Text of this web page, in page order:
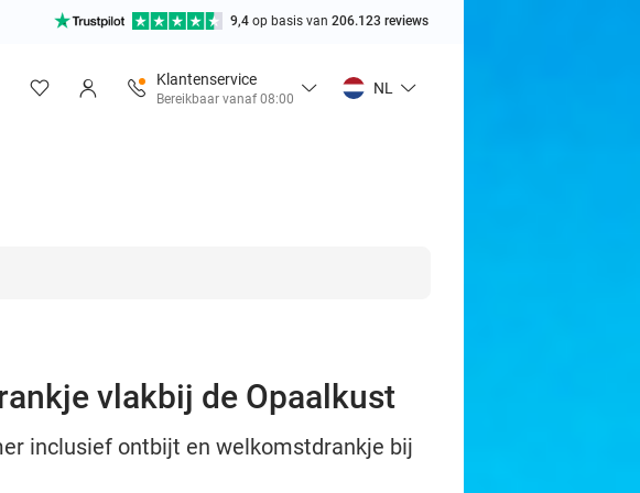
9,4 op basis van 206.123 reviews
Klantenservice
Bereikbaar vanaf 08:00
NL
vlakbij de Opaalkust
inclusief ontbijt en welkomstdrankje bij